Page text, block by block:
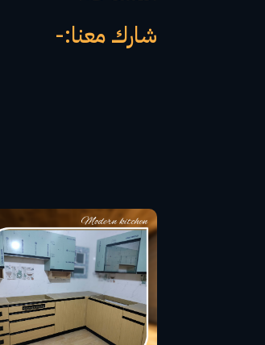
شارك معنا:-